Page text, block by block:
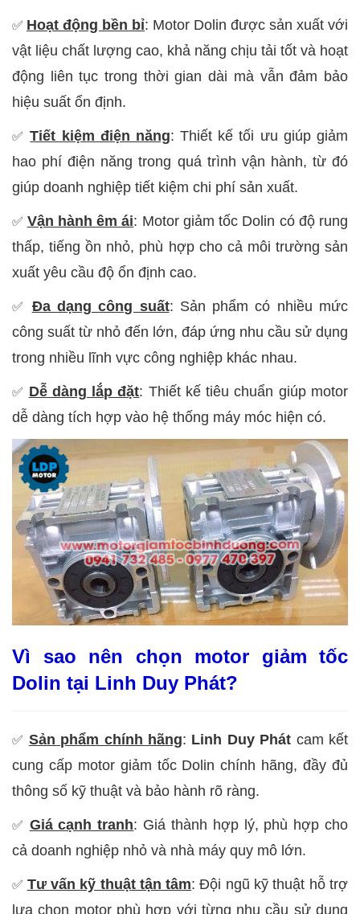
✅ Hoạt động bền bỉ: Motor Dolin được sản xuất với
vật liệu chất lượng cao, khả năng chịu tải tốt và hoạt
động liên tục trong thời gian dài mà vẫn đảm bảo
hiệu suất ổn định.
✅Tiết kiệm điện năng: Thiết kế tối ưu giúp giảm
hao phí điện năng trong quá trình vận hành, từ đó
giúp doanh nghiệp tiết kiệm chi phí sản xuất.
✅ Vận hành êm ái: Motor giảm tốc Dolin có độ rung
thấp, tiếng ồn nhỏ, phù hợp cho cả môi trường sản
xuất yêu cầu độ ổn định cao.
✅ Đa dạng công suất: Sản phẩm có nhiều mức
công suất từ nhỏ đến lớn, đáp ứng nhu cầu sử dụng
trong nhiều lĩnh vực công nghiệp khác nhau.
✅ Dễ dàng lắp đặt: Thiết kế tiêu chuẩn giúp motor
dễ dàng tích hợp vào hệ thống máy móc hiện có.
Vì sao nên chọn motor giảm tốc
Dolin tại Linh Duy Phát?
✅ Sản phẩm chính hãng: Linh Duy Phát cam kết
cung cấp motor giảm tốc Dolin chính hãng, đầy đủ
thông số kỹ thuật và bảo hành rõ ràng.
✅ Giá cạnh tranh: Giá thành hợp lý, phù hợp cho
cả doanh nghiệp nhỏ và nhà máy quy mô lớn.
✅ Tư vấn kỹ thuật tận tâm: Đội ngũ kỹ thuật hỗ trợ
lựa chọn motor phù hợp với từng nhu cầu sử dụng